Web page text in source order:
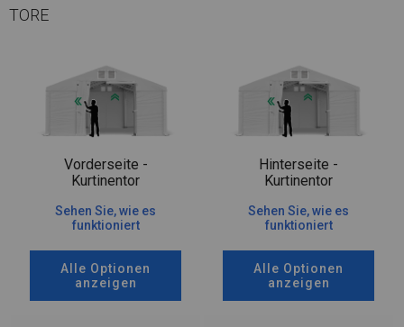
TORE
Vorderseite -
Kurtinentor
Sehen Sie, wie es
funktioniert
Alle Optionen
anzeigen
Hinterseite -
Kurtinentor
Sehen Sie, wie es
funktioniert
Alle Optionen
anzeigen